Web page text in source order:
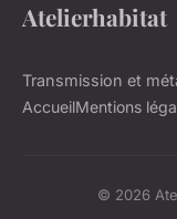
Atelierhabitat
Transmission et
AccueilMentions
© 2026